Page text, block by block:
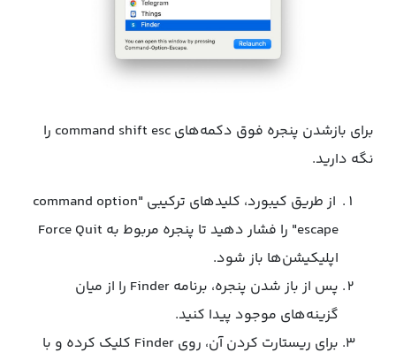
برای بازشدن پنجره فوق دکمه‌های command shift esc را
نگه دارید.
از طریق کیبورد، کلیدهای ترکیبی "command option
escape" را فشار دهید تا پنجره مربوط به Force Quit
اپلیکیشن‌ها باز شود.
پس از باز شدن پنجره، برنامه Finder را از میان
گزینه‌های موجود پیدا کنید.
برای ریستارت کردن آن، روی Finder کلیک کرده و با